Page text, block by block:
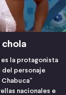
chola
es la protagonista
del personaje
Chabuca"
nacionales e